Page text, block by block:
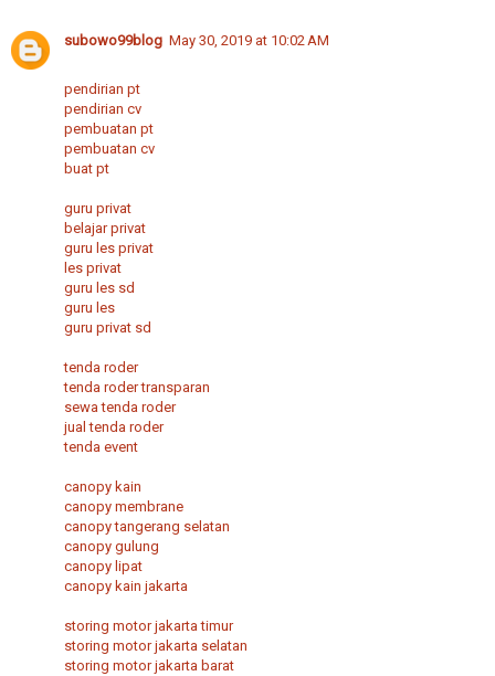
subowo99blog May 30, 2019 at 10:02 AM
pendirian pt
pendirian cv
pembuatan pt
pembuatan cv
buat pt
guru privat
belajar privat
guru les privat
les privat
guru les sd
guru les
guru privat sd
tenda roder
tenda roder transparan
sewa tenda roder
jual tenda roder
tenda event
canopy kain
canopy membrane
canopy tangerang selatan
canopy gulung
canopy lipat
canopy kain jakarta
storing motor jakarta timur
storing motor jakarta selatan
storing motor jakarta barat